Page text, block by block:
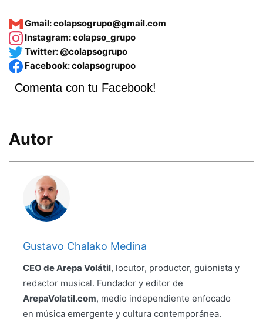
Gmail:colapsogrupo@gmail.com
Instagram:colapso_grupo
Twitter: @colapsogrupo
Facebook:colapsogrupoo
Comenta con tu Facebook!
Autor
Gustavo Chalako Medina
CEO de Arepa Volátil, locutor, productor, guionista y
redactor musical. Fundador y editor de
ArepaVolatil.com, medio independiente enfocado
en música emergente y cultura contemporánea.